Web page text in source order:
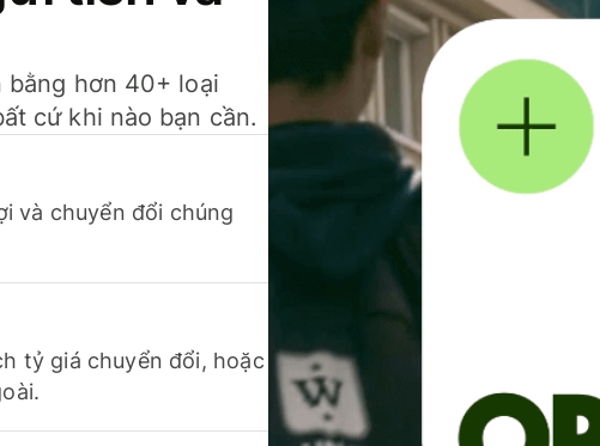
hơn 40+ loại
cứ khi nào bạn cần.
và chuyển đổi chúng
tỷ giá chuyển đổi, hoặc